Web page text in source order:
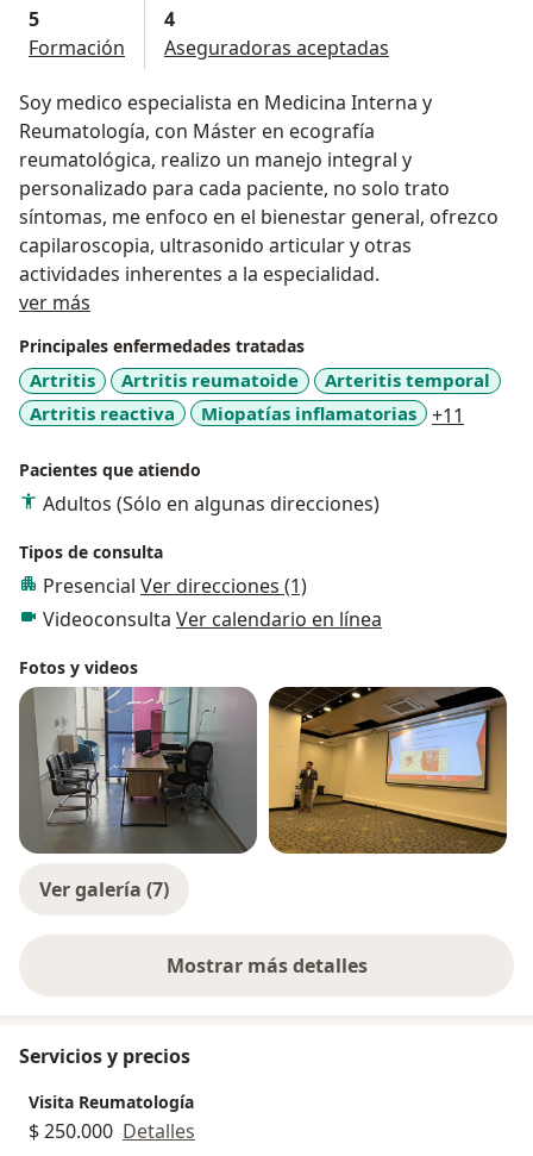
5
Formación
4
Aseguradoras aceptadas
Soy medico especialista en Medicina Interna y
Reumatología, con Máster en ecografía
reumatológica, realizo un manejo integral y
personalizado para cada paciente, no solo trato
síntomas, me enfoco en el bienestar general, ofrezco
capilaroscopia, ultrasonido articular y otras
actividades inherentes a la especialidad.
ver más
Principales enfermedades tratadas
Artritis Artritis reumatoide
Arteritis temporal
Artritis reactiva
Miopatías inflamatorias +11
Pacientes que atiendo
Adultos (Sólo en algunas direcciones)
Tipos de consulta
Presencial Ver direcciones (1)
Videoconsulta Ver calendario en línea
Fotos y videos
Ver galería (7)
Mostrar más detalles
sobre la experiencia
Servicios y precios
Visita Reumatología
$ 250.000 Detalles